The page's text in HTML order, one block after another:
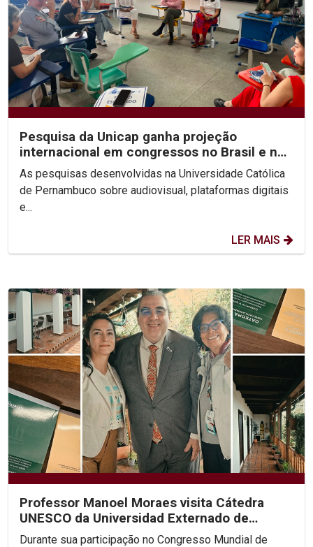
Pesquisa da Unicap ganha projeção
internacional em congressos no Brasil e no
México
As pesquisas desenvolvidas na Universidade Católica
de Pernambuco sobre audiovisual, plataformas digitais
e...
LER MAIS
Professor Manoel Moraes visita Cátedra
UNESCO da Universidad Externado de
Colombia
Durante sua participação no Congresso Mundial de